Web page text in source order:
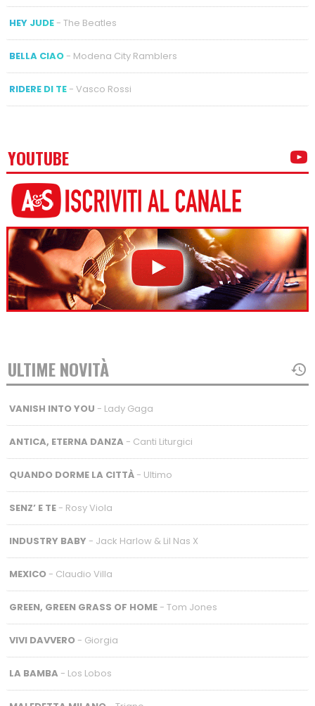
HEY JUDE- The Beatles
BELLA CIAO- Modena City Ramblers
RIDERE DI TE- Vasco Rossi
YOUTUBE
ULTIME NOVITÀ
VANISH INTO YOU - Lady Gaga
ANTICA, ETERNA DANZA - Canti Liturgici
QUANDO DORME LA CITTÀ- Ultimo
SENZ’ E TE- Rosy Viola
INDUSTRY BABY - Jack Harlow & Lil Nas X
MEXICO- Claudio Villa
GREEN, GREEN GRASS OF HOME- Tom Jones
VIVI DAVVERO- Giorgia
LA BAMBA - Los Lobos